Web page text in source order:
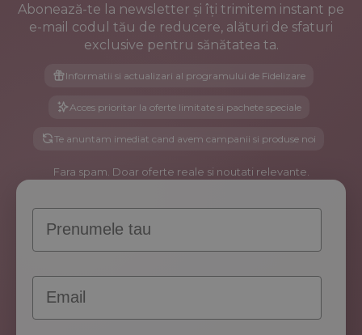
Abonează-te la newsletter și îți trimitem instant pe
e-mail codul tău de reducere, alături de sfaturi
exclusive pentru sănătatea ta.
Informatii si actualizari al programului de Fidelizare
Acces prioritar la oferte limitate si pachete speciale
Te anuntam imediat cand avem campanii si produse noi
Fara spam. Doar oferte reale si noutati relevante.
Prenume
Email